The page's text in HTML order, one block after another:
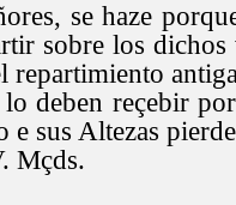
se haze
sobre los
deben reçebir
e sus Altezas
Mçds.